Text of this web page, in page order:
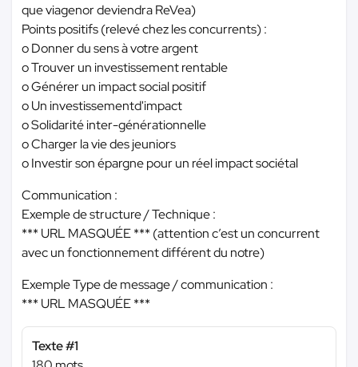
que viagenor deviendra ReVea)
Points positifs (relevé chez les concurrents) :
o Donner du sens à votre argent
o Trouver un investissement rentable
o Générer un impact social positif
o Un investissementd'impact
o Solidarité inter-générationnelle
o Charger la vie des jeuniors
o Investir son épargne pour un réel impact sociétal
Communication :
Exemple de structure / Technique :
*** URL MASQUÉE *** (attention c’est un concurrent
avec un fonctionnement différent du notre)
Exemple Type de message / communication :
*** URL MASQUÉE ***
Texte #1